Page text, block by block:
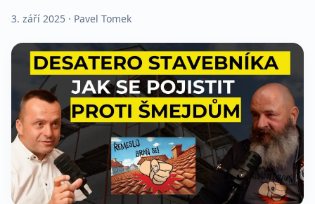
3. září 2025 · Pavel Tomek